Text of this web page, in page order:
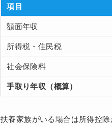
項目
額面年収
所得税・住民税
社会保険料
手取り年収（概算）
扶養家族がいる場合は所得控